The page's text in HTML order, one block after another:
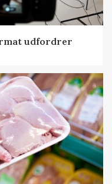
udfordrer